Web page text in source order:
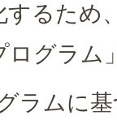
るため
ログラム
ラムに